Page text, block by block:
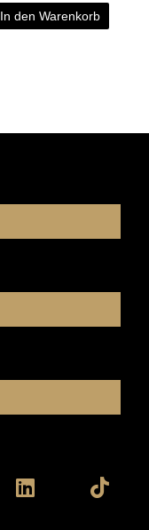
In den Warenkorb